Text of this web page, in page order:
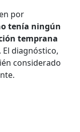
por
tenía ningún
temprana
. El diagnóstico,
considerado